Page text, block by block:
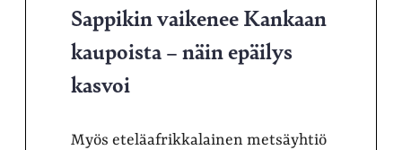
Sappikin vaikenee Kankaan
kaupoista – näin epäilys
kasvoi
Myös eteläafrikkalainen metsäyhtiö